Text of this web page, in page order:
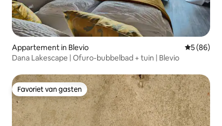
Appartement in Blevio
5 (86)
Dana Lakescape | Ofuro-bubbelbad + tuin | Blevio
Favoriet van gasten
Favoriet van gasten